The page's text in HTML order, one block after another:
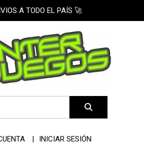
A TODO EL PAÍS 🚀
INICIAR SESIÓN